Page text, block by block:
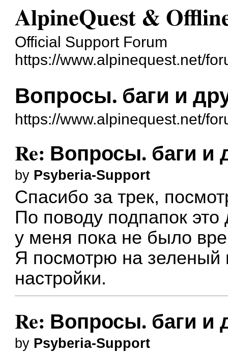
AlpineQuest &
Official Support Forum
https://www.alpinequest.net/
Вопросы. баги и
https://www.alpinequest.net/
Re: Вопросы. баги и
by Psyberia-Support
Спасибо за трек,
По поводу подпапок
у меня пока не было
Я посмотрю на зеленый
настройки.
Re: Вопросы. баги и
by Psyberia-Support